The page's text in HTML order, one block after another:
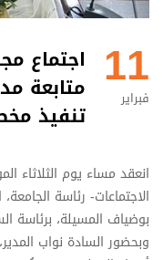
11
فبراير
اجتماع
متابعة
تنفيذ
الاجتماعات- رئاسة
بوضياف المسيلة، برئاسة
وبحضور السادة نواب